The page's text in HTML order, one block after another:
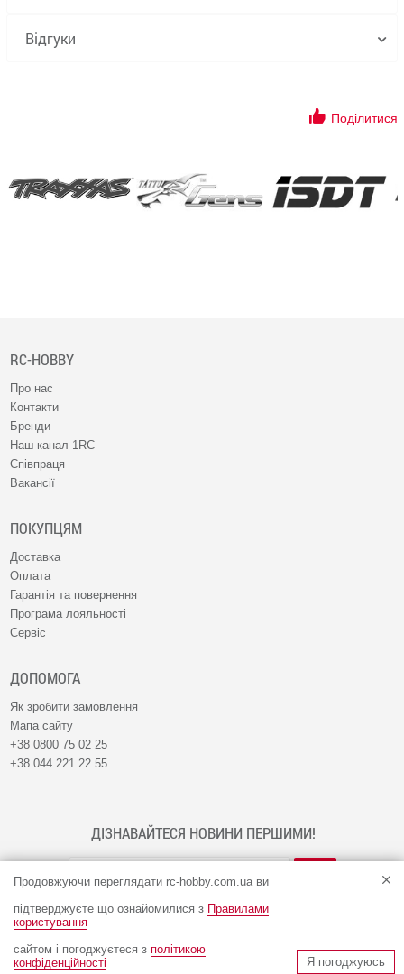
Продовжуючи переглядати rc-hobby.com.ua ви
підтверджуєте що ознайомилися з Правилами
користування
сайтом і погоджуєтеся з політикою
конфіденційності
Я погоджуюсь
Відгуки
Поділитися
RC-HOBBY
Про нас
Контакти
Бренди
Наш канал 1RC
Співпраця
Вакансії
ПОКУПЦЯМ
Доставка
Оплата
Гарантія та повернення
Програма лояльності
Сервіс
ДОПОМОГА
Як зробити замовлення
Мапа сайту
+38 0800 75 02 25
+38 044 221 22 55
ДІЗНАВАЙТЕСЯ НОВИНИ ПЕРШИМИ!
© Інтернет-магазин RC-HOBBY 2009 - 2026